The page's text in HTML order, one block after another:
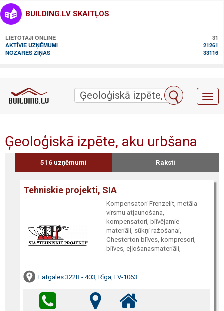
BUILDING.LV SKAITĻOS
LIETOTĀJI ONLINE
31
AKTĪVIE UZŅĒMUMI
21261
NOZARES ZIŅAS
33116
Ģeoloģiskā izpēte, aku urbšana
516 uzņēmumi Raksti
Tehniskie projekti, SIA
Kompensatori Frenzelit, metāla
virsmu atjaunošana,
kompensatori, blīvējamie
materiāli, sūkņi ražošanai,
Chesterton blīves, kompresori,
blīves, eļļošanasmateriāli,
Latgales 322B - 403, Rīga, LV-1063